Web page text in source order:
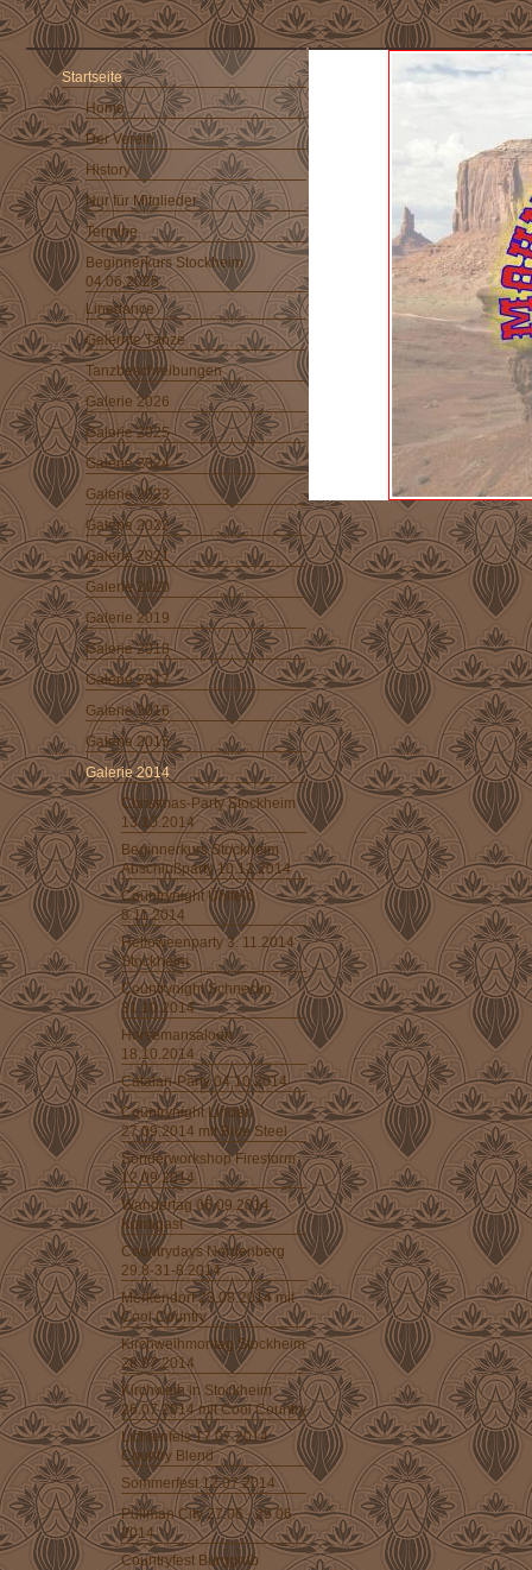
Startseite
Home
Der Verein
History
Nur für Mitglieder
Termine
Beginnerkurs Stockheim
04.06.2025
Linedance
Gelernte Tänze
Tanzbeschreibungen
Galerie 2026
Galerie 2025
Galerie 2024
Galerie 2023
Galerie 2022
Galerie 2021
Galerie 2020
Galerie 2019
Galerie 2018
Galerie 2017
Galerie 2016
Galerie 2015
Galerie 2014
Christmas-Party Stockheim
13.10.2014
Beginnerkurs Stockheim
Abschlußparty 10.12.2014
Countrynight Ühlfeld
8.11.2014
Helloweenparty 3. 11.2014
Stockheim
Countrynight Schnecko
31.10.2014
Horsemansaloon
18.10.2014
Catalan-Party 04.10.2014
Countrynight Linden
27.09.2014 mit Blue Steel
Sonderworkshop Firestorm
12.09.2014
Wandertag 06.09.2014
Kordigast
Countrydays Nordenberg
29.8-31-8.2014
Merkendorf 23.08.2014 mit
Cool Country
Kirchweihmontag Stockheim
28.07.2014
Kirchweih in Stockheim
26.07.2014 mit Cool Country
Lichtenfels 17.07.2014
Country Blend
Sommerfest 12.07.2014
Pullman City 27.06 - 29.06.
2014
Countryfest Burggrub